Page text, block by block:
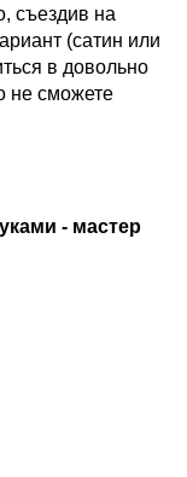
съездив на
(сатин или
в довольно
не сможете
- мастер